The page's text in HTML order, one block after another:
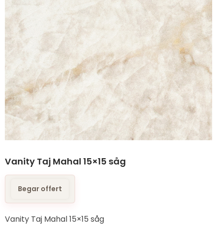
Vanity Taj Mahal 15×15 såg
Begar offert
Vanity Taj Mahal 15×15 såg